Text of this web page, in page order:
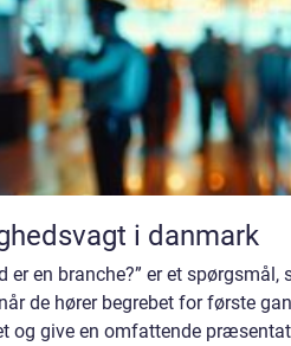
i danmark
er en branche?” er et
de hører begrebet for første
og give en omfattende